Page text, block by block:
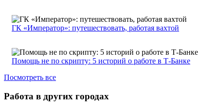
ГК «Император»: путешествовать, работая вахтой
Помощь не по скрипту: 5 историй о работе в Т-Банке
Посмотреть все
Работа в других городах